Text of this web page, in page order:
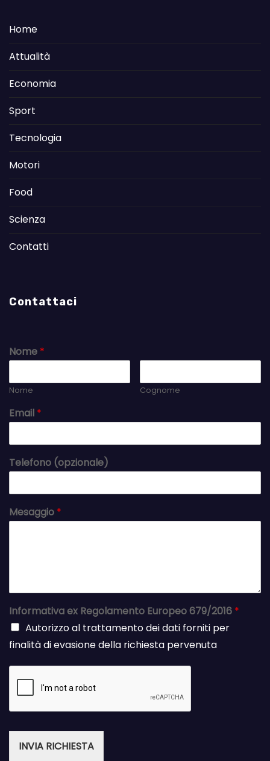
Home
Attualità
Economia
Sport
Tecnologia
Motori
Food
Scienza
Contatti
Contattaci
Nome *
Nome Cognome
Email *
Telefono (opzionale)
Mesaggio *
Informativa ex Regolamento Europeo 679/2016 *
Autorizzo al trattamento dei dati forniti per
finalità di evasione della richiesta pervenuta
INVIA RICHIESTA